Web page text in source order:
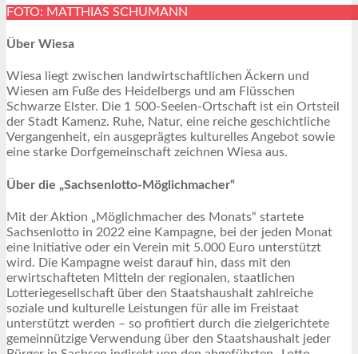
FOTO: MATTHIAS SCHUMANN
Über Wiesa
Wiesa liegt zwischen landwirtschaftlichen Äckern und
Wiesen am Fuße des Heidelbergs und am Flüsschen
Schwarze Elster. Die 1 500-Seelen-Ortschaft ist ein Ortsteil
der Stadt Kamenz. Ruhe, Natur, eine reiche geschichtliche
Vergangenheit, ein ausgeprägtes kulturelles Angebot sowie
eine starke Dorfgemeinschaft zeichnen Wiesa aus.
Über die „Sachsenlotto-Möglichmacher“
Mit der Aktion „Möglichmacher des Monats“ startete
Sachsenlotto in 2022 eine Kampagne, bei der jeden Monat
eine Initiative oder ein Verein mit 5.000 Euro unterstützt
wird. Die Kampagne weist darauf hin, dass mit den
erwirtschafteten Mitteln der regionalen, staatlichen
Lotteriegesellschaft über den Staatshaushalt zahlreiche
soziale und kulturelle Leistungen für alle im Freistaat
unterstützt werden – so profitiert durch die zielgerichtete
gemeinnützige Verwendung über den Staatshaushalt jeder